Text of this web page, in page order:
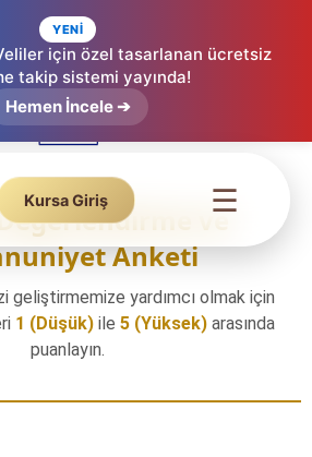
YENİ
için özel tasarlanan ücretsiz
takip sistemi yayında!
Hemen İncele ➔
Kursa Giriş ☰
ve
Anketi
geliştirmemize yardımcı olmak için
1 (Düşük) ile 5 (Yüksek) arasında
puanlayın.